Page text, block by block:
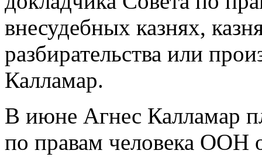
внесудебных казнях,
разбирательства или
Калламар.
В июне Агнес Калламар
по правам человека ООН